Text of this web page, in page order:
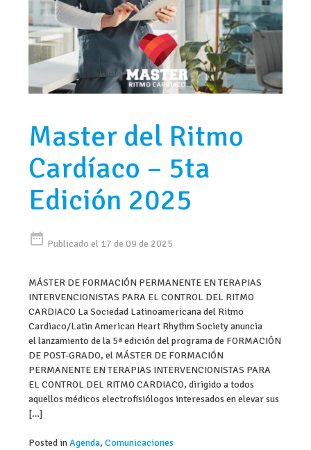
Master del Ritmo
Cardíaco – 5ta
Edición 2025
date_range Publicado el 17 de 09 de 2025
MÁSTER DE FORMACIÓN PERMANENTE EN TERAPIAS
INTERVENCIONISTAS PARA EL CONTROL DEL RITMO
CARDIACO La Sociedad Latinoamericana del Ritmo
Cardiaco/Latin American Heart Rhythm Society anuncia
el lanzamiento de la 5ª edición del programa de FORMACIÓN
DE POST-GRADO, el MÁSTER DE FORMACIÓN
PERMANENTE EN TERAPIAS INTERVENCIONISTAS PARA
EL CONTROL DEL RITMO CARDIACO, dirigido a todos
aquellos médicos electrofisiólogos interesados en elevar sus
[…]
Posted inAgenda,Comunicaciones